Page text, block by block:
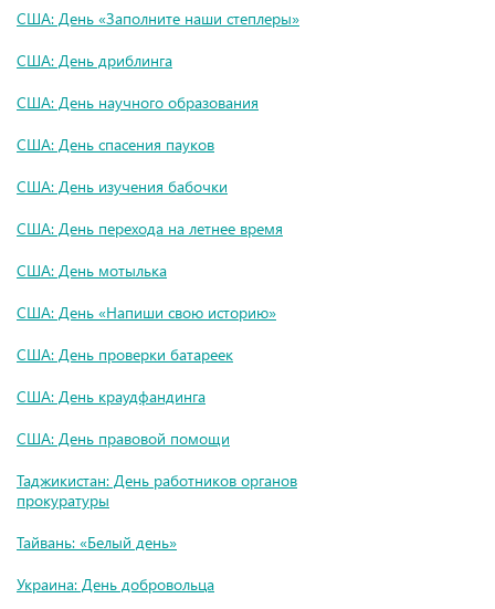
США: День «Заполните наши степлеры»
США: День дриблинга
США: День научного образования
США: День спасения пауков
США: День изучения бабочки
США: День перехода на летнее время
США: День мотылька
США: День «Напиши свою историю»
США: День проверки батареек
США: День краудфандинга
США: День правовой помощи
Таджикистан: День работников органов
прокуратуры
Тайвань: «Белый день»
Украина: День добровольца